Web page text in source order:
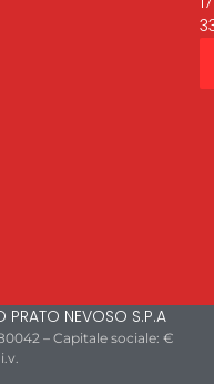
PRATO NEVOSO S.P.A
– Capitale sociale: €